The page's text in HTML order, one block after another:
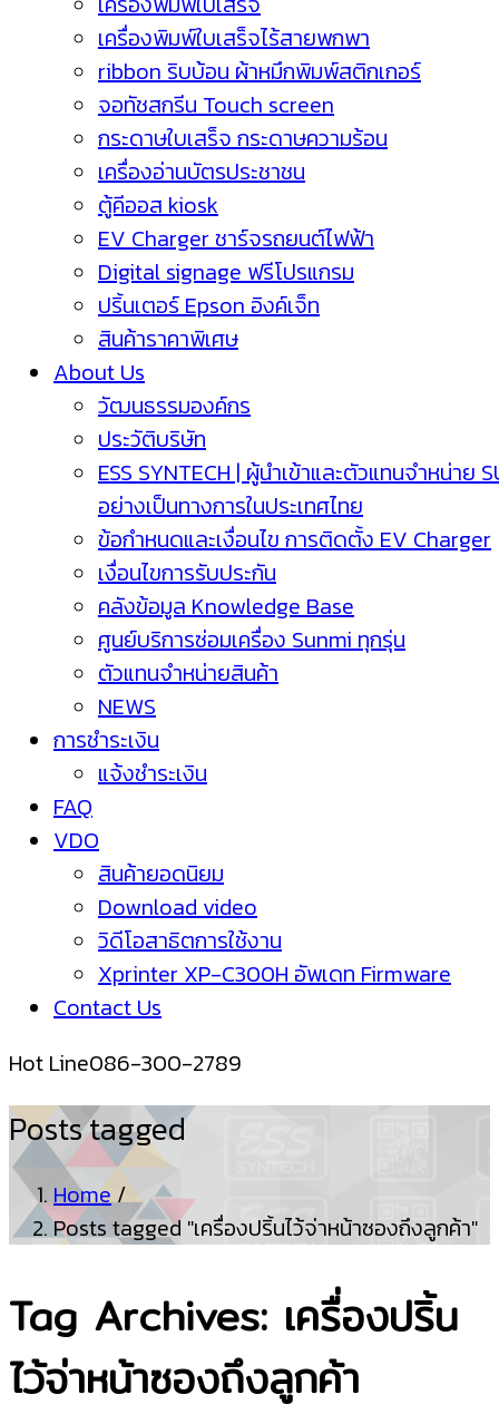
เครื่องพิมพ์ใบเสร็จไร้สายพกพา
ribbon ริบบ้อน ผ้าหมึกพิมพ์สติกเกอร์
จอทัชสกรีน Touch screen
กระดาษใบเสร็จ กระดาษความร้อน
เครื่องอ่านบัตรประชาชน
ตู้คีออส kiosk
EV Charger ชาร์จรถยนต์ไฟฟ้า
Digital signage ฟรีโปรแกรม
ปริ้นเตอร์ Epson อิงค์เจ็ท
สินค้าราคาพิเศษ
About Us
วัฒนธรรมองค์กร
ประวัติบริษัท
ESS SYNTECH | ผู้นำเข้าและตัวแทนจำหน่าย
อย่างเป็นทางการในประเทศไทย
ข้อกำหนดและเงื่อนไข การติดตั้ง EV Charger
เงื่อนไขการรับประกัน
คลังข้อมูล Knowledge Base
ศูนย์บริการซ่อมเครื่อง Sunmi ทุกรุ่น
ตัวแทนจำหน่ายสินค้า
NEWS
การชำระเงิน
แจ้งชำระเงิน
FAQ
VDO
สินค้ายอดนิยม
Download video
วิดีโอสาธิตการใช้งาน
Xprinter XP-C300H อัพเดท Firmware
Contact Us
Hot Line086-300-2789
Posts tagged
Home/
Posts tagged "เครื่องปริ้นไว้จ่าหน้าซองถึงลูกค้า"
Tag Archives: เครื่องปริ้น
ไว้จ่าหน้าซองถึงลูกค้า